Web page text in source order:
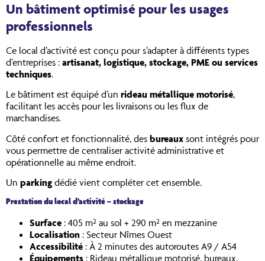
Un bâtiment optimisé pour les usages
professionnels
Ce local d’activité est conçu pour s’adapter à différents types
d’entreprises : artisanat, logistique, stockage, PME ou services
techniques.
Le bâtiment est équipé d’un rideau métallique motorisé,
facilitant les accès pour les livraisons ou les flux de
marchandises.
Côté confort et fonctionnalité, des bureaux sont intégrés pour
vous permettre de centraliser activité administrative et
opérationnelle au même endroit.
Un parking dédié vient compléter cet ensemble.
Prestation du local d’activité – stockage
Surface : 405 m² au sol + 290 m² en mezzanine
Localisation : Secteur Nîmes Ouest
Accessibilité : À 2 minutes des autoroutes A9 / A54
Équipements : Rideau métallique motorisé, bureaux,